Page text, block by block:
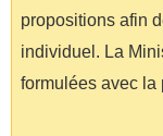
propositions afin
individuel. La
formulées avec la